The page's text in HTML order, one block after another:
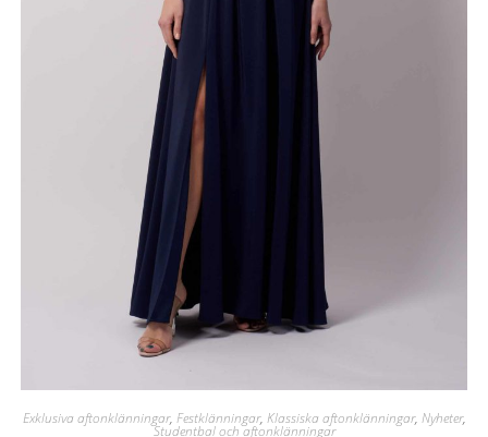
Exklusiva aftonklänningar, Festklänningar, Klassiska aftonklänningar, Nyheter,
Studentbal och aftonklänningar